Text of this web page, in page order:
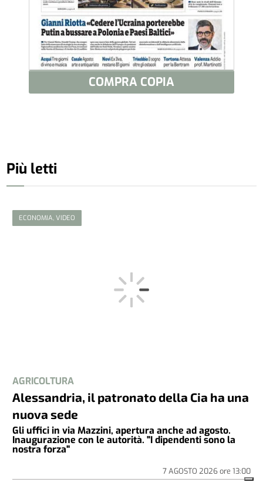
COMPRA COPIA
Più letti
ECONOMIA, VIDEO
AGRICOLTURA
Alessandria, il patronato della Cia ha una
nuova sede
Gli uffici in via Mazzini, apertura anche ad agosto.
Inaugurazione con le autorità. "I dipendenti sono la
nostra forza"
7 AGOSTO 2026ore 13:00